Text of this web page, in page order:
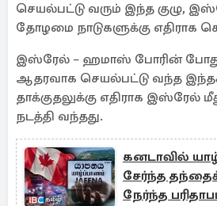
செயல்பட்டு வரும் இந்த குழு,
தோழமை நாடுகளுக்கு எதிராக
இஸ்ரேல் – ஹமாஸ் போரின்
ஆதரவாக செயல்பட்டு வந்த
தாக்குதலுக்கு எதிராக இஸ்ரேல்
நடத்தி வந்தது.
கனடாவில்
சேர்ந்த
நேர்ந்த